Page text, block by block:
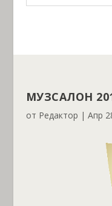
МУЗСАЛОН
от Редактор | Апр